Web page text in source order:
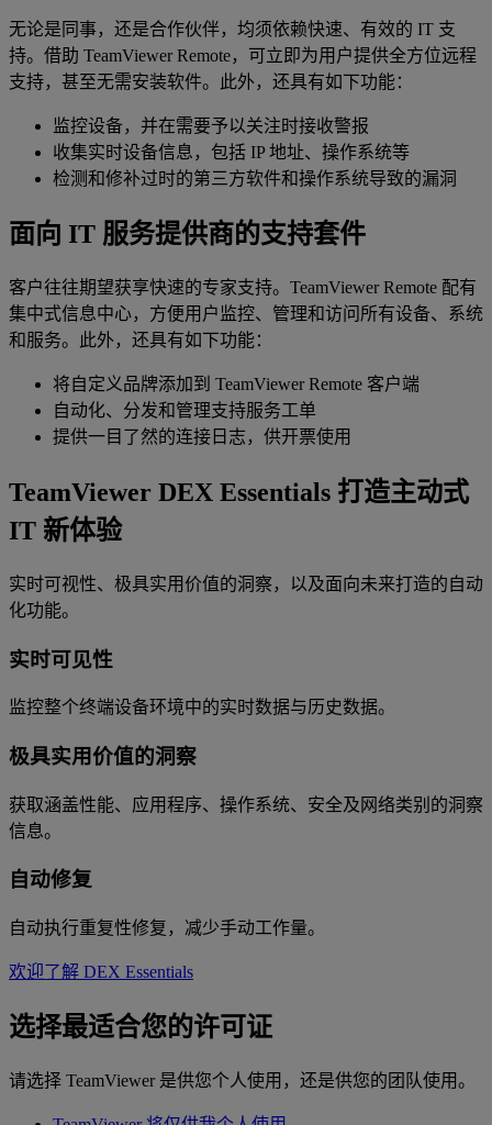
无论是同事，还是合作伙伴，均须依赖快速、有效的 IT 支
持。借助 TeamViewer Remote，可立即为用户提供全方位远程
支持，甚至无需安装软件。此外，还具有如下功能：
监控设备，并在需要予以关注时接收警报
收集实时设备信息，包括 IP 地址、操作系统等
检测和修补过时的第三方软件和操作系统导致的漏洞
面向 IT 服务提供商的支持套件
客户往往期望获享快速的专家支持。‌TeamViewer Remote 配有
集中式信息中心，方便用户监控、管理和访问所有设备、系统
和服务。此外，还具有如下功能：
将自定义品牌添加到 TeamViewer Remote 客户端
自动化、分发和管理支持服务工单
提供一目了然的连接日志，供开票使用
TeamViewer DEX Essentials 打造主动式
IT 新体验
实时可视性、极具实用价值的洞察，以及面向未来打造的自动
化功能。
实时可见性
监控整个终端设备环境中的实时数据与历史数据。
极具实用价值的洞察
获取涵盖性能、应用程序、操作系统、安全及网络类别的洞察
信息。
自动修复
自动执行重复性修复，减少手动工作量。
欢迎了解 DEX Essentials
选择最适合您的许可证
请选择 TeamViewer 是供您个人使用，还是供您的团队使用。